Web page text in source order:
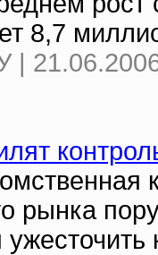
8,7
|
рынка